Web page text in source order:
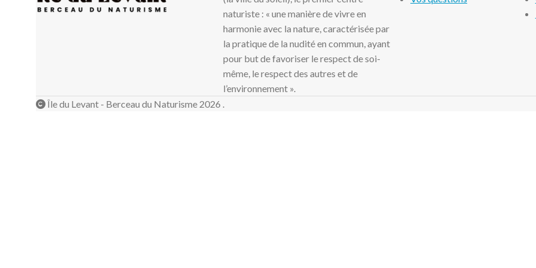
naturiste : « une manière de vivre en
harmonie avec la nature, caractérisée par
la pratique de la nudité en commun, ayant
pour but de favoriser le respect de soi-
même, le respect des autres et de
l’environnement ».
Île du Levant - Berceau du Naturisme 2026 .